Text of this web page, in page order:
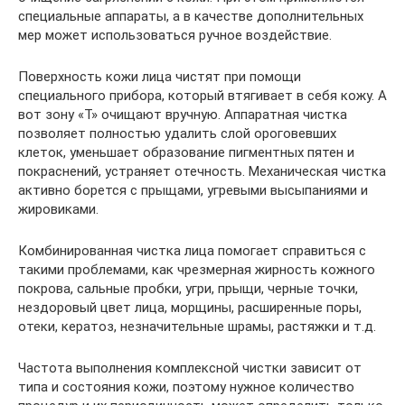
специальные аппараты, а в качестве дополнительных
мер может использоваться ручное воздействие.
Поверхность кожи лица чистят при помощи
специального прибора, который втягивает в себя кожу. А
вот зону «Т» очищают вручную. Аппаратная чистка
позволяет полностью удалить слой ороговевших
клеток, уменьшает образование пигментных пятен и
покраснений, устраняет отечность. Механическая чистка
активно борется с прыщами, угревыми высыпаниями и
жировиками.
Комбинированная чистка лица помогает справиться с
такими проблемами, как чрезмерная жирность кожного
покрова, сальные пробки, угри, прыщи, черные точки,
нездоровый цвет лица, морщины, расширенные поры,
отеки, кератоз, незначительные шрамы, растяжки и т.д.
Частота выполнения комплексной чистки зависит от
типа и состояния кожи, поэтому нужное количество